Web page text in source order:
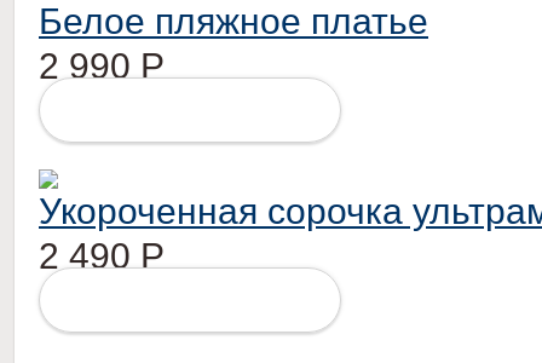
Белое пляжное платье
2 990 Р
Укороченная сорочка
2 490 Р